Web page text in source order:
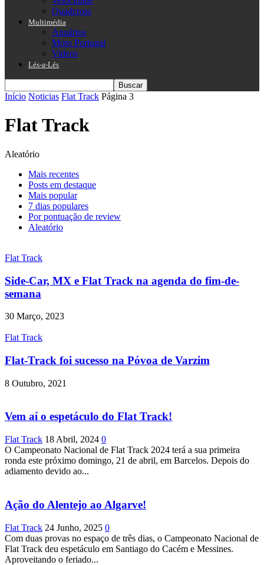
Quadcross
Multimédia
Anuários
Moto Portugal
Videos
Lés-a-Lés
Início Noticias Flat Track Página 3
Flat Track
Aleatório
Mais recentes
Posts em destaque
Mais popular
7 dias populares
Por pontuação de review
Aleatório
Flat Track
Side-Car, MX e Flat Track na agenda do fim-de-
semana
30 Março, 2023
Flat Track
Flat-Track foi sucesso na Póvoa de Varzim
8 Outubro, 2021
Vem aí o espetáculo do Flat Track!
Flat Track 18 Abril, 2024 0
O Campeonato Nacional de Flat Track 2024 terá a sua primeira
ronda este próximo domingo, 21 de abril, em Barcelos. Depois do
adiamento devido ao...
Ação do Alentejo ao Algarve!
Flat Track 24 Junho, 2025 0
Com duas provas no espaço de três dias, o Campeonato Nacional de
Flat Track deu espetáculo em Santiago do Cacém e Messines.
Aproveitando o feriado...